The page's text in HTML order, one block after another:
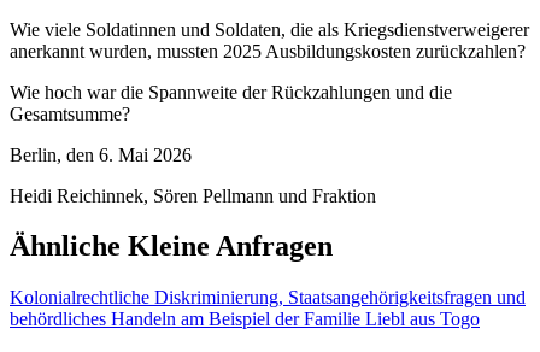
Wie viele Soldatinnen und Soldaten, die als Kriegsdienstverweigerer
anerkannt wurden, mussten 2025 Ausbildungskosten zurückzahlen?
Wie hoch war die Spannweite der Rückzahlungen und die
Gesamtsumme?
Berlin, den 6. Mai 2026
Heidi Reichinnek, Sören Pellmann und Fraktion
Ähnliche Kleine Anfragen
Kolonialrechtliche Diskriminierung, Staatsangehörigkeitsfragen und
behördliches Handeln am Beispiel der Familie Liebl aus Togo